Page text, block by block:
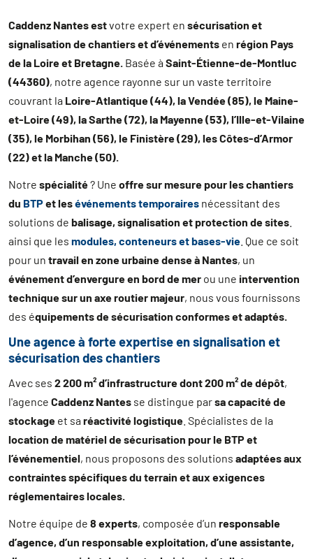
Caddenz Nantes estvotre expert en sécurisation et
signalisation de chantiers et d’événements en région Pays
de la Loire et Bretagne. Basée à Saint-Étienne-de-Montluc
(44360), notre agence rayonne sur un vaste territoire
couvrant la Loire-Atlantique (44), la Vendée (85), le Maine-
et-Loire (49), la Sarthe (72), la Mayenne (53), l’Ille-et-Vilaine
(35), le Morbihan (56), le Finistère (29), les Côtes-d’Armor
(22) et la Manche (50).
Notre spécialité? Une offre sur mesure pour les chantiers
du BTPet lesévénements temporaires nécessitant des
solutions de balisage, signalisation et protection de sites
ainsi que les modules, conteneurset bases-vie . Que ce soit
pour un travail en zone urbaine dense à Nantes, un
événement d’envergure en bord de mer ou une intervention
technique sur un axe routier majeur, nous vous fournissons
des équipements de sécurisation conformes et adaptés.
Une agence à forte expertise en signalisation et
sécurisation des chantiers
Avec ses 2 200 m² d’infrastructure dont 200 m² de dépôt,
l'agence Caddenz Nantes se distingue parsa capacité de
stockage et sa réactivité logistique . Spécialistes de la
location de matériel de sécurisation pour le BTP et
l’événementiel, nous proposons des solutions adaptées aux
contraintes spécifiques du terrain et aux exigences
réglementaires locales.
Notre équipe de 8 experts, composée d’un responsable
d’agence, d’un responsable exploitation, d’une assistante,